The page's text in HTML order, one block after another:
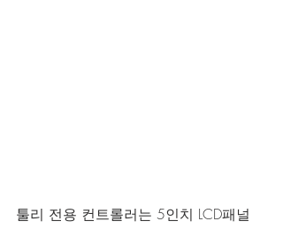
툴리 전용 컨트롤러는 5인치 LCD패널